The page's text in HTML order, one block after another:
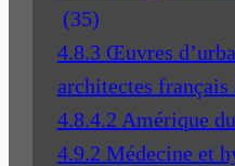
(35)
4.8.3 Œuvres
architectes français
4.8.4.2 Amérique
4.9.2 Médecine et